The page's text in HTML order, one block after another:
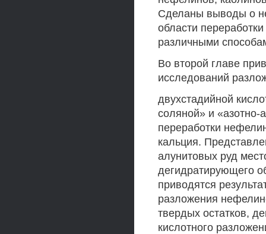
Сделаны выводы о
области
различными
Во второй главе
исследований
двухстадийной
соляной» и «азотно-
переработки
кальция.
алунитовых руд
дегидратирующего
приводятся
разложения
твердых остатков,
кислотного